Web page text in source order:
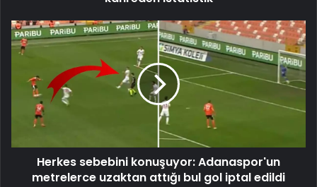
Herkes
sebebini
konuşuyor:
Adanaspor'un
metrelerce
uzaktan
gol
edildi
Herkes sebebini konuşuyor: Adanaspor'un
metrelerce uzaktan attığı bul gol iptal edildi